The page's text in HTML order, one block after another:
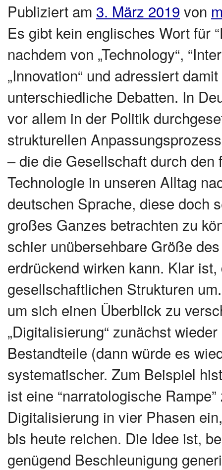
Publiziert am 3. März 2019 von
Es gibt kein englisches Wort für
nachdem von „Technology“,
„Innovation“ und adressiert
unterschiedliche Debatten. In
vor allem in der Politik
strukturellen
– die die Gesellschaft durch
Technologie in unseren Alltag
deutschen Sprache, diese doch
großes Ganzes betrachten zu
schier unübersehbare Größe
erdrückend wirken kann. Klar
gesellschaftlichen Strukturen
um sich einen Überblick zu
„Digitalisierung“ zunächst
Bestandteile (dann würde es
systematischer. Zum Beispiel
ist eine “narratologische
Digitalisierung in vier Phasen
bis heute reichen. Die Idee ist,
genügend Beschleunigung